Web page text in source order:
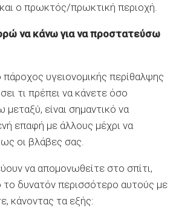
ο πρωκτός/πρωκτική περιοχή.
να κάνω για να προστατεύσω
υγειονομικής περίθαλψης
τι πρέπει να κάνετε όσο
είναι σημαντικό να
επαφή με άλλους μέχρι να
οι βλάβες σας.
να απομονωθείτε στο σπίτι,
δυνατόν περισσότερο αυτούς με
κάνοντας τα εξής: